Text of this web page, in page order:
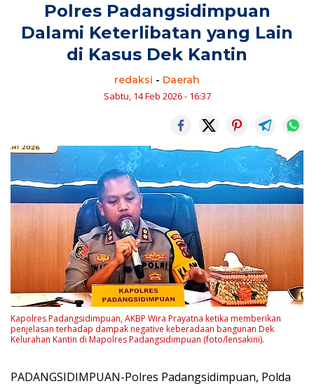
Polres Padangsidimpuan
Dalami Keterlibatan yang Lain
di Kasus Dek Kantin
redaksi - Daerah
Sabtu, 14 Feb 2026 - 16:37
Kapolres Padangsidimpuan, AKBP Wira Prayatna ketika memberikan
penjelasan terhadap dampak negative keberadaan bangunan Dek
Kelurahan Kantin di Mapolres Padangsidimpuan (foto/lensakini).
PADANGSIDIMPUAN-Polres Padangsidimpuan, Polda